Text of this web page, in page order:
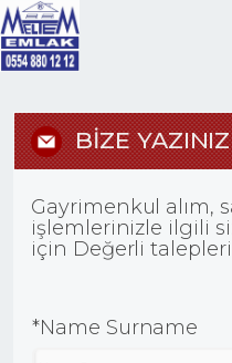
BİZE YAZINIZ
Gayrimenkul alım,
işlemlerinizle ilgili
için Değerli
*Name Surname